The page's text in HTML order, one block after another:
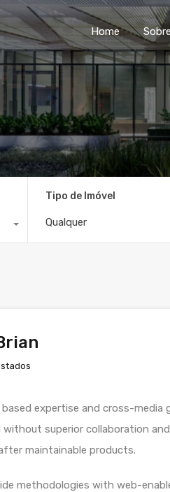
Home
Tipo de Imóvel
Qualquer
expertise and cross-media
superior collaboration
maintainable products.
methodologies with web-